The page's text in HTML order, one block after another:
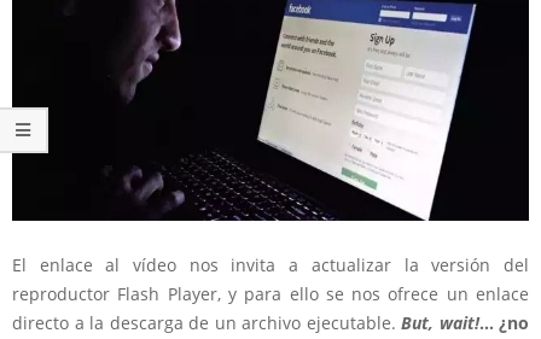
El enlace al vídeo nos invita a actualizar la versión del
reproductor Flash Player, y para ello se nos ofrece un enlace
directo a la descarga de un archivo ejecutable. But, wait!… ¿no